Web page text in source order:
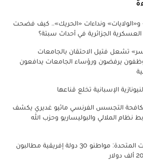
ونداءات «الحريك».. كيف فضحت
الجزائرية في أحداث سبتة؟
تشعل فتيل الاحتقان بالجامعات
يرفضون ورؤساء الجامعات يدافعون
الإسبانية تخلع قناعها
التجسس الفرنسي ماثيو غديري يكشف
نظام الملالي والبوليساريو وحزب الله
تأشيرة الدخول للولايات المتحدة: مواطنو 30 دولة إفريقية مطالبون